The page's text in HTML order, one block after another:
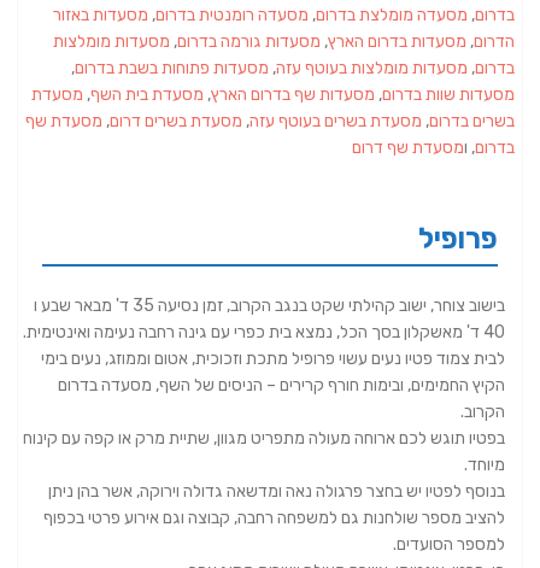
בדרום, מסעדה מומלצת בדרום, מסעדה רומנטית בדרום, מסעדות באזור
הדרום, מסעדות בדרום הארץ, מסעדות גורמה בדרום, מסעדות מומלצות
בדרום, מסעדות מומלצות בעוטף עזה, מסעדות פתוחות בשבת בדרום,
מסעדות שוות בדרום, מסעדות שף בדרום הארץ, מסעדת בית השף, מסעדת
בשרים בדרום, מסעדת בשרים בעוטף עזה, מסעדת בשרים דרום, מסעדת שף
בדרום, ומסעדת שף דרום
פרופיל
בישוב צוחר, ישוב קהילתי שקט בנגב הקרוב, זמן נסיעה 35 ד' מבאר שבע ו
40 ד' מאשקלון בסך הכל, נמצא בית כפרי עם גינה רחבה נעימה ואינטימית.
לבית צמוד פטיו נעים עשוי פרופיל מתכת וזכוכית, אטום וממוזג, נעים בימי
הקיץ החמימים, ובימות חורף קרירים – הניסים של השף, מסעדה בדרום
הקרוב.
בפטיו תוגש לכם ארוחה מעולה מתפריט מגוון, שתיית מרק או קפה עם קינוח
מיוחד.
בנוסף לפטיו יש בחצר פרגולה נאה ומדשאה גדולה וירוקה, אשר בהן ניתן
להציב מספר שולחנות גם למשפחה רחבה, קבוצה וגם אירוע פרטי בכפוף
למספר הסועדים.